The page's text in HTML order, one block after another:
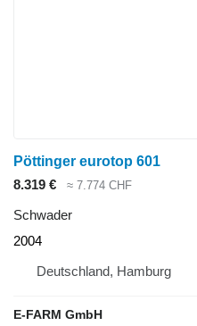
Pöttinger eurotop 601
8.319 €
≈ 7.774 CHF
Schwader
2004
Deutschland, Hamburg
E-FARM GmbH